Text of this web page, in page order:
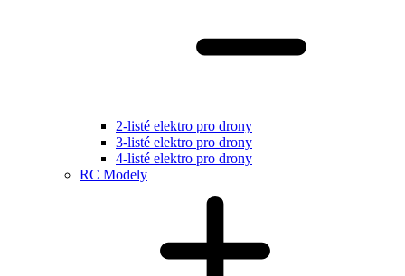
2-listé elektro pro drony
3-listé elektro pro drony
4-listé elektro pro drony
RC Modely